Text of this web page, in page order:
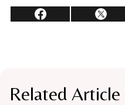
Related Article